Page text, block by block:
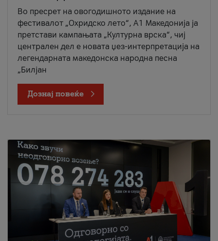
Во пресрет на овогодишното издание на
фестивалот „Охридско лето“, А1 Македонија ја
претстави кампањата „Културна врска“, чиј
централен дел е новата џез-интерпретација на
легендарната македонска народна песна
„Билјан
Дознај повеќе